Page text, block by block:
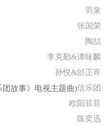
羽泉
张国荣
陶喆
李克勤&谭咏麟
孙悦&邰正宵
故事》电视主题曲)信乐团
欧阳菲菲
陈奕迅